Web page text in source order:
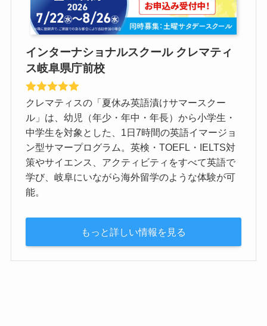
インターナショナルスクール クレマティ
ス岐阜県庁前校
クレマティスの「夏休み英語漬けサマースクー
ル」は、幼児（年少・年中・年長）から小学生・
中学生を対象とした、1日7時間の英語イマージョ
ン型サマープログラム。英検・TOEFL・IELTS対
策やサイエンス、アクティビティをすべて英語で
学び、岐阜にいながら海外留学のような体験が可
能。
もっと詳しい情報を見る